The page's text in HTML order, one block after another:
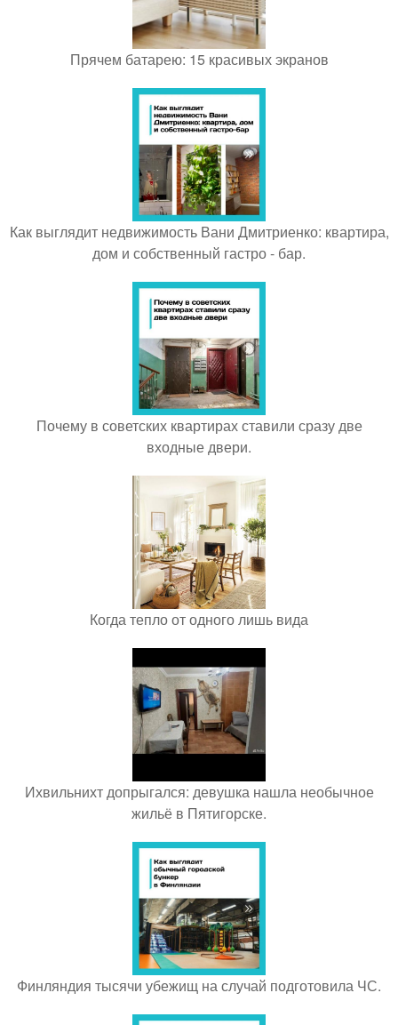
Прячем батарею: 15 красивых экранов
Как выглядит недвижимость Вани Дмитриенко: квартира,
дом и собственный гастро - бар.
Почему в советских квартирах ставили сразу две
входные двери.
Когда тепло от одного лишь вида
Ихвильнихт допрыгался: девушка нашла необычное
жильё в Пятигорске.
Финляндия тысячи убежищ на случай подготовила ЧС.